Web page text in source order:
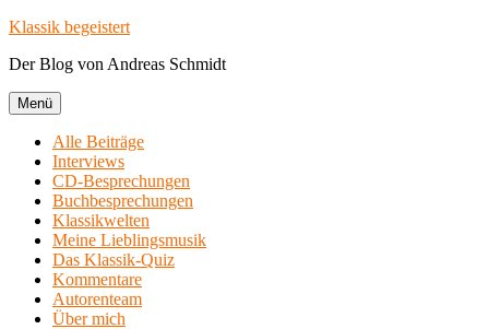
Zum
springen
Klassik begeistert
Der Blog von Andreas Schmidt
Menü
Alle Beiträge
Interviews
CD-Besprechungen
Buchbesprechungen
Klassikwelten
Meine Lieblingsmusik
Das Klassik-Quiz
Kommentare
Autorenteam
Über mich